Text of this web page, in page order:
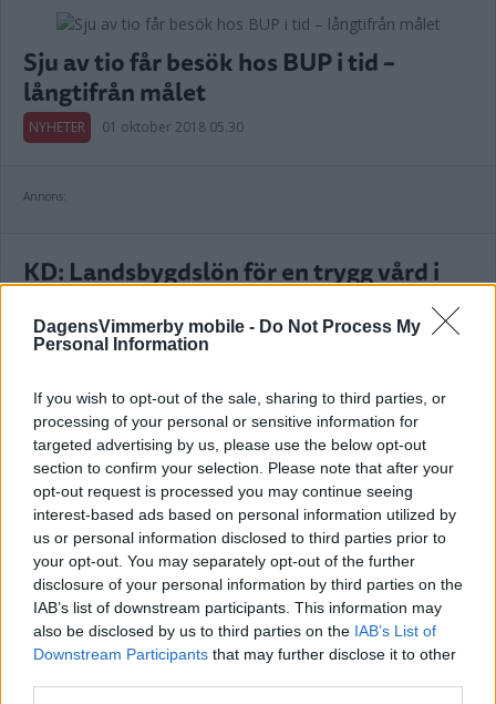
DagensVimmerby mobile - Do Not Process My
Personal Information
If you wish to opt-out of the sale, sharing to third parties, or
processing of your personal or sensitive information for
targeted advertising by us, please use the below opt-out
section to confirm your selection. Please note that after your
opt-out request is processed you may continue seeing
interest-based ads based on personal information utilized by
us or personal information disclosed to third parties prior to
your opt-out. You may separately opt-out of the further
disclosure of your personal information by third parties on the
IAB’s list of downstream participants. This information may
also be disclosed by us to third parties on the IAB’s List of
Downstream Participants that may further disclose it to other
Sju av tio får besök hos BUP i tid –
långtifrån målet
NYHETER 01 oktober 2018 05.30
Annons:
KD: Landsbygdslön för en trygg vård i
DEBATT 07 september 2018 10.00
KD: Jämlik sjukvård – valets stora fråga!
DEBATT 05 september 2018 17.00
Moderaterna vill korta köerna i vården